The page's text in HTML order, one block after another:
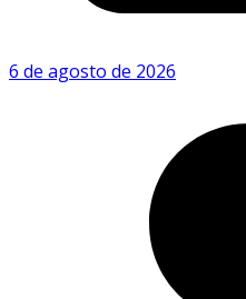
6 de agosto de 2026